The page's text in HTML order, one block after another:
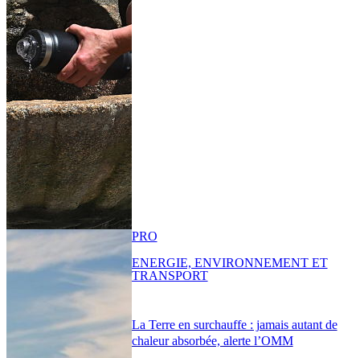
La Terre en surchauffe : jamais autant de
chaleur absorbée, alerte l’OMM
PRO
ENERGIE, ENVIRONNEMENT ET
TRANSPORT